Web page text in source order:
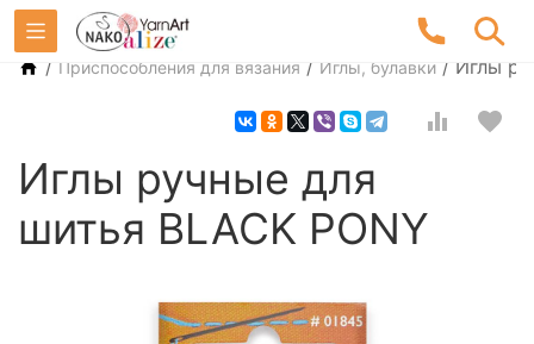
/ Приспособления для вязания / Иглы, булавки / Иглы
Иглы ручные для
шитья BLACK PONY